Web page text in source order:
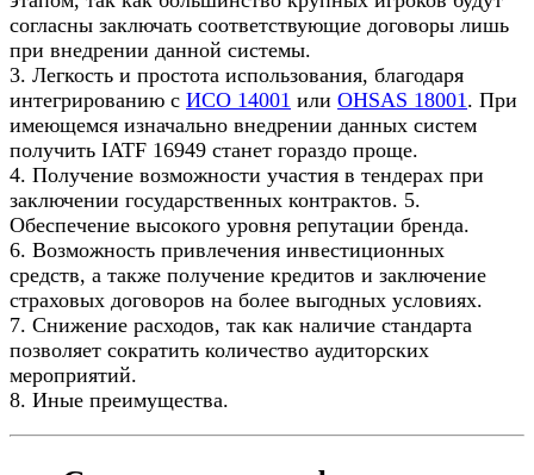
согласны заключать соответствующие договоры лишь
при внедрении данной системы.
3. Легкость и простота использования, благодаря
интегрированию с ИСО 14001 или OHSAS 18001. При
имеющемся изначально внедрении данных систем
получить IATF 16949 станет гораздо проще.
4. Получение возможности участия в тендерах при
заключении государственных контрактов. 5.
Обеспечение высокого уровня репутации бренда.
6. Возможность привлечения инвестиционных
средств, а также получение кредитов и заключение
страховых договоров на более выгодных условиях.
7. Снижение расходов, так как наличие стандарта
позволяет сократить количество аудиторских
мероприятий.
8. Иные преимущества.